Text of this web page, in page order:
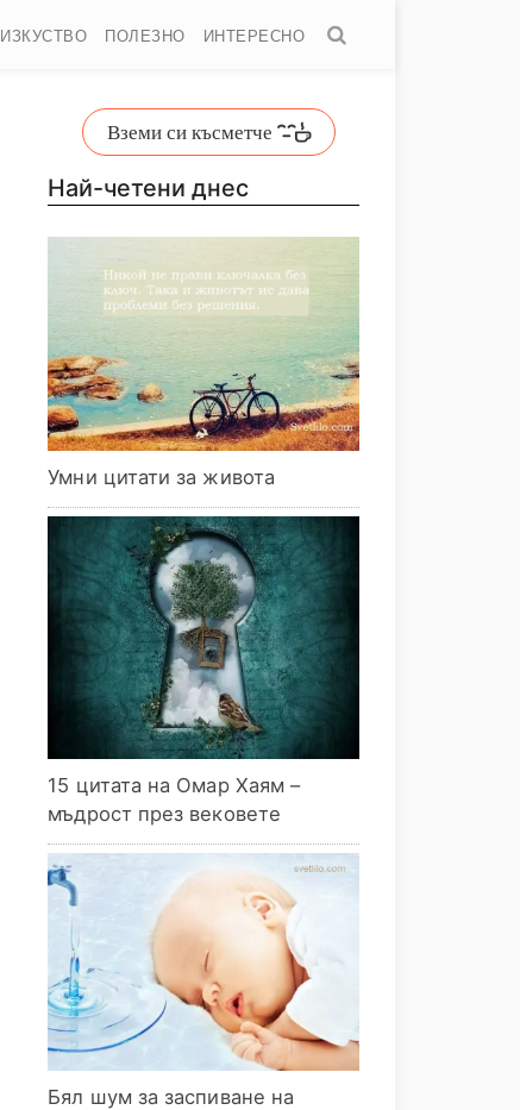
ИЗКУСТВО ПОЛЕЗНО ИНТЕРЕСНО
Вземи си късметче
Най-четени днес
Умни цитати за живота
15 цитата на Омар Хаям –
мъдрост през вековете
Бял шум за заспиване на